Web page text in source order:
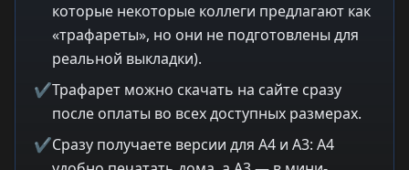
которые некоторые коллеги предлагают как
«трафареты», но они не подготовлены для
реальной выкладки).
✔Трафарет можно скачать на сайте сразу
после оплаты во всех доступных размерах.
✔Сразу получаете версии для A4 и A3: A4